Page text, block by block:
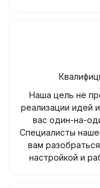
Наша цель не
реализации идей
вас один-на-
Специалисты
вам
настройкой и